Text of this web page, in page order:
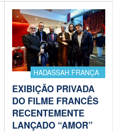
HADASSAH FRANÇA
EXIBIÇÃO PRIVADA
DO FILME FRANCÊS
RECENTEMENTE
LANÇADO “AMOR”